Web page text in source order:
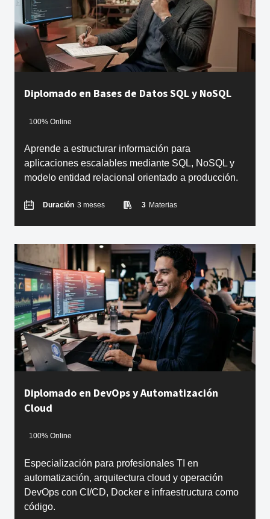
Diplomado en Bases de Datos SQL y NoSQL
100% Online
Aprende a estructurar información para
aplicaciones escalables mediante SQL, NoSQL y
modelo entidad relacional orientado a producción.
Duración 3 meses 3 Materias
Diplomado en DevOps y Automatización
Cloud
100% Online
Especialización para profesionales TI en
automatización, arquitectura cloud y operación
DevOps con CI/CD, Docker e infraestructura como
código.